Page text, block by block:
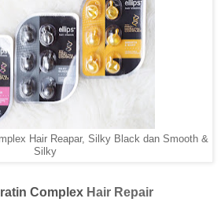
Hair Reapar, Silky Black dan Smooth &
Silky
Complex Hair Repair